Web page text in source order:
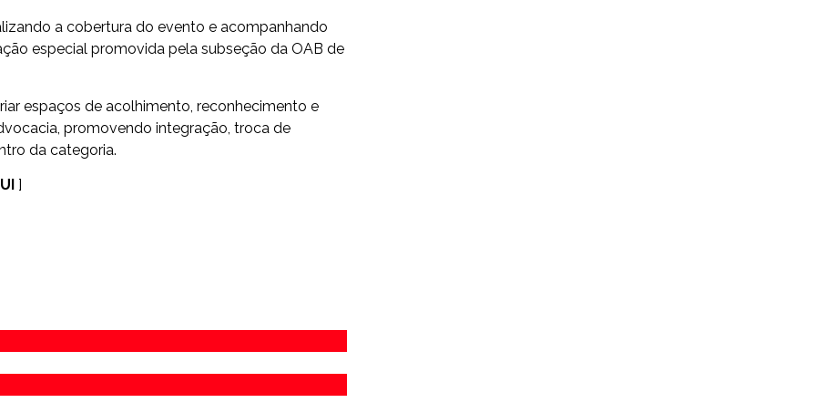
a cobertura do evento e acompanhando
especial promovida pela subseção da OAB de
espaços de acolhimento, reconhecimento e
promovendo integração, troca de
da categoria.
]